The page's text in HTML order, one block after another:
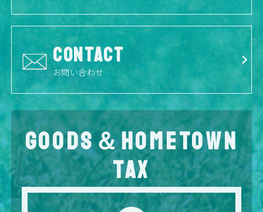
CONTACT
お問い合わせ
GOODS＆HOMETOWN
TAX